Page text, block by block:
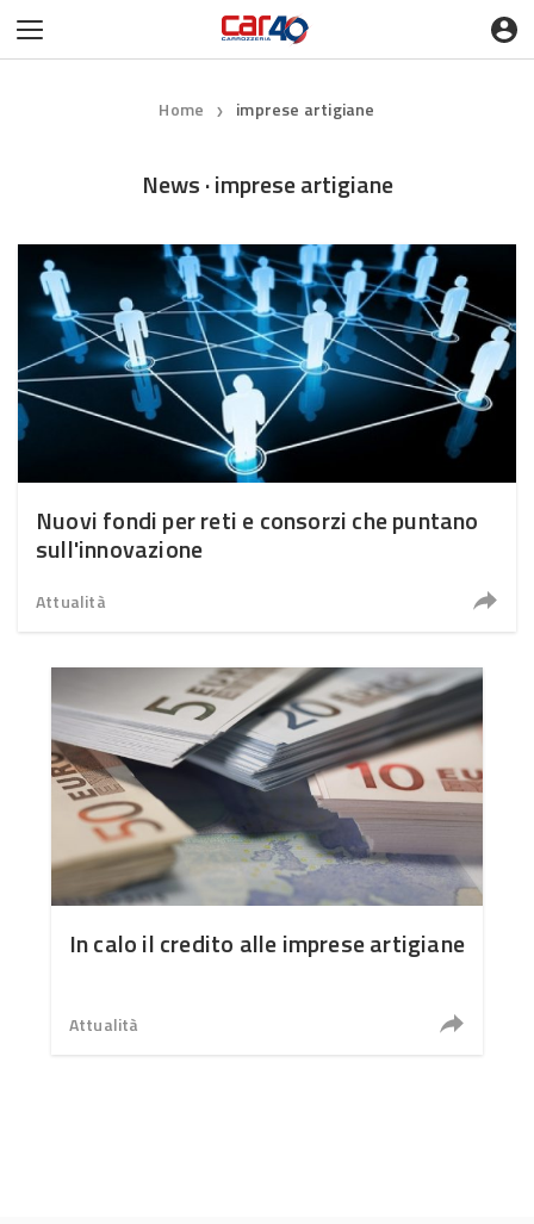
Home ❯ imprese artigiane
News · imprese artigiane
Nuovi fondi per reti e consorzi che puntano
sull'innovazione
Attualità
In calo il credito alle imprese artigiane
Attualità